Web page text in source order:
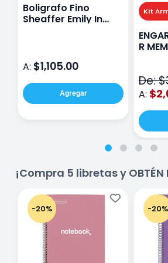
Boligrafo Fino
Sheaffer Emily In
A: $1,105.00
Agregar
Kit
R
De:
A:
¡Compra 5 libretas y OBTÉN
-20% -20%